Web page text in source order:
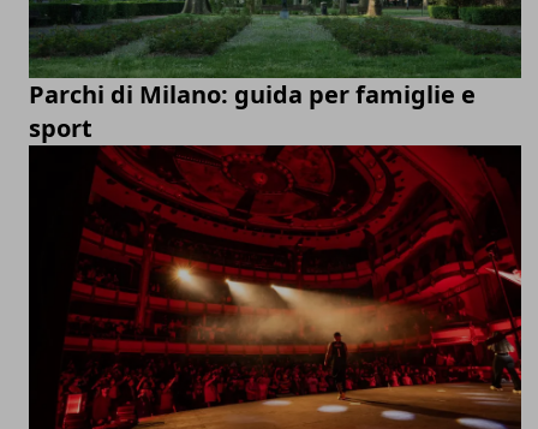
Parchi di Milano: guida per famiglie e
sport